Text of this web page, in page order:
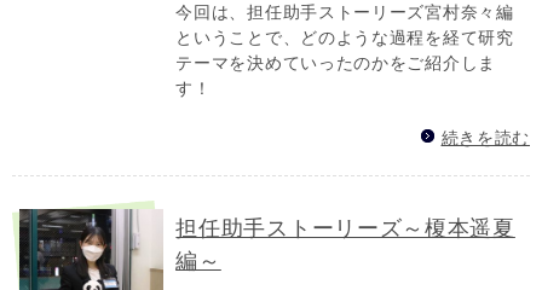
今回は、担任助手ストーリーズ宮村奈々編
ということで、どのような過程を経て研究
テーマを決めていったのかをご紹介しま
す！
続きを読む
担任助手ストーリーズ～榎本遥夏
編～